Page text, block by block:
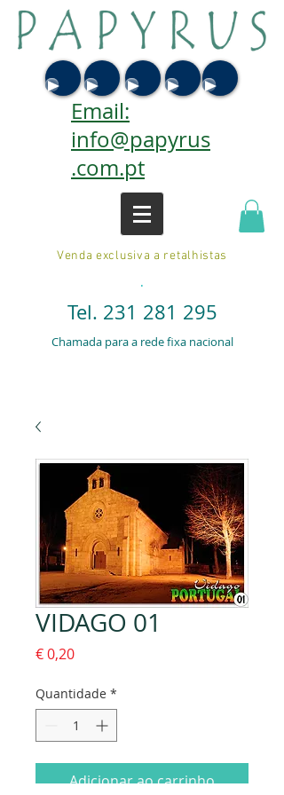
Email:
info@papyrus
.com.pt
Venda exclusiva a retalhistas
.
Tel. 231 281 295
Chamada para a rede fixa nacional
VIDAGO 01
€ 0,20Preço
Quantidade *
Adicionar ao carrinho